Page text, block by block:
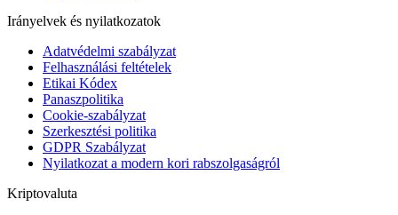
Irányelvek és nyilatkozatok
Adatvédelmi szabályzat
Felhasználási feltételek
Etikai Kódex
Panaszpolitika
Cookie-szabályzat
Szerkesztési politika
GDPR Szabályzat
Nyilatkozat a modern kori rabszolgaságról
Kriptovaluta